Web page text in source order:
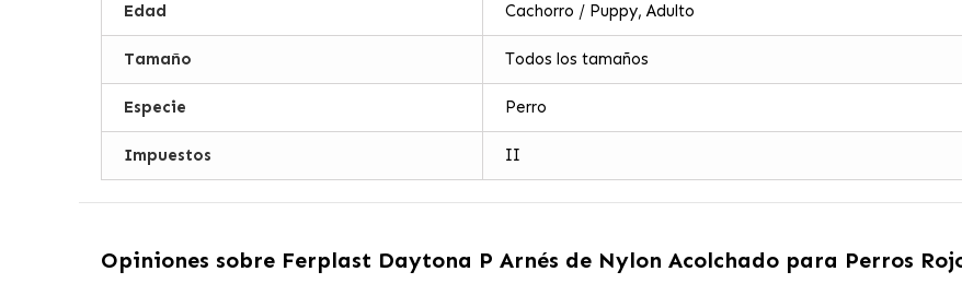
Edad Cachorro / Puppy, Adulto
Tamaño Todos los tamaños
Especie Perro
Impuestos II
Opiniones sobre Ferplast Daytona P Arnés de Nylon Acolchado para Perros